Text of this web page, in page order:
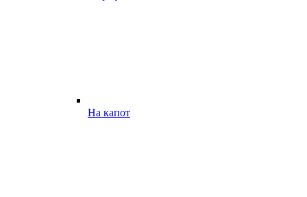
На капот